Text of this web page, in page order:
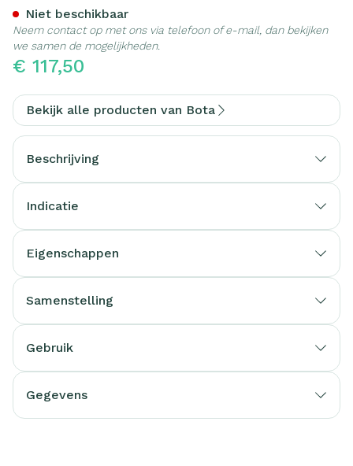
€ 117,50
Niet beschikbaar
Neem contact op met ons via telefoon of e-mail, dan bekijken
we samen de mogelijkheden.
Bekijk alle producten van Bota
Beschrijving
Indicatie
Eigenschappen
Samenstelling
Gebruik
Gegevens